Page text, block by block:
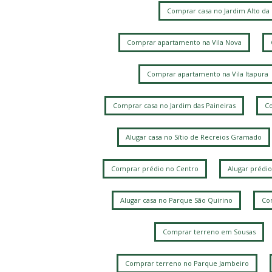
Comprar casa no Jardim Alto da
Comprar apartamento na Vila Nova
Comprar apartamento na Vila Itapura
Comprar casa no Jardim das Paineiras
Alugar casa no Sítio de Recreios Gramado
Comprar prédio no Centro Alugar
Alugar casa no Parque São Quirino
Comprar terreno em Sousas
Comprar terreno no Parque Jambeiro